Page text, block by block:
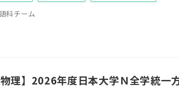
科チーム
物理】2026年度日本大学Ｎ全学統一